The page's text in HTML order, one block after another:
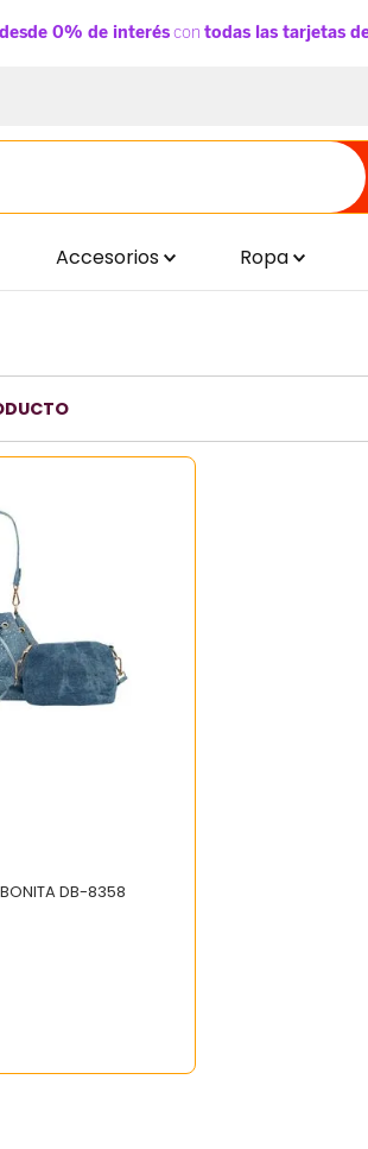
Accesorios Ropa
DB-8358